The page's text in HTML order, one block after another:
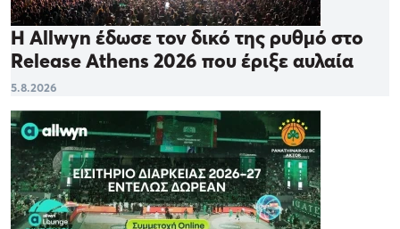
Η Allwyn έδωσε τον δικό της ρυθμό στο
Release Athens 2026 που έριξε αυλαία
5.8.2026